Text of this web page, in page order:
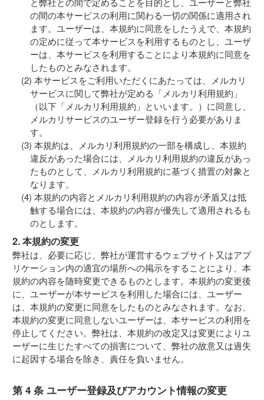
の間の本サービスの利用に関わる一切の関係に適用され
ます。ユーザーは、本規約に同意をしたうえで、本規約
の定めに従って本サービスを利用するものとし、ユーザ
ーは、本サービスを利用することにより本規約に同意を
したものとみなされます。
本サービスをご利用いただくにあたっては、メルカリ
サービスに関して弊社が定める「メルカリ利用規約」
（以下「メルカリ利用規約」といいます。）に同意し、
メルカリサービスのユーザー登録を行う必要がありま
す。
本規約は、メルカリ利用規約の一部を構成し、本規約
違反があった場合には、メルカリ利用規約の違反があっ
たものとして、メルカリ利用規約に基づく措置の対象と
なります。
本規約の内容とメルカリ利用規約の内容が矛盾又は抵
触する場合には、本規約の内容が優先して適用されるも
のとします。
2. 本規約の変更
弊社は、必要に応じ、弊社が運営するウェブサイト又はアプ
リケーション内の適宜の場所への掲示をすることにより、本
規約の内容を随時変更できるものとします。本規約の変更後
に、ユーザーが本サービスを利用した場合には、ユーザー
は、本規約の変更に同意をしたものとみなされます。なお、
本規約の変更に同意しないユーザーは、本サービスの利用を
停止してください。弊社は、本規約の改定又は変更によりユ
ーザーに生じたすべての損害について、弊社の故意又は過失
に起因する場合を除き、責任を負いません。
第 4 条 ユーザー登録及びアカウント情報の変更